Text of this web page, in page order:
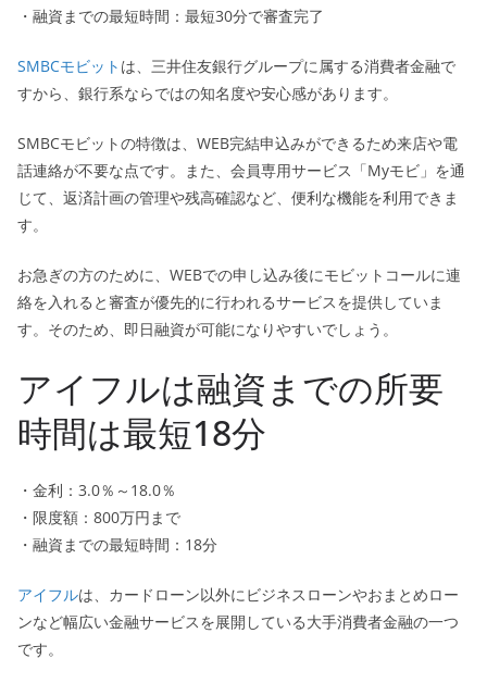
・融資までの最短時間：最短30分で審査完了
SMBCモビット は、三井住友銀行グループに属する消費者金融で
すから、銀行系ならではの知名度や安心感があります。
SMBCモビットの特徴は、WEB完結申込みができるため来店や電
話連絡が不要な点です。また、会員専用サービス「Myモビ」を通
じて、返済計画の管理や残高確認など、便利な機能を利用できま
す。
お急ぎの方のために、WEBでの申し込み後にモビットコールに連
絡を入れると審査が優先的に行われるサービスを提供していま
す。そのため、即日融資が可能になりやすいでしょう。
アイフルは融資までの所要
時間は最短18分
・金利：3.0％～18.0％
・限度額：800万円まで
・融資までの最短時間：18分
アイフルは、カードローン以外にビジネスローンやおまとめロー
ンなど幅広い金融サービスを展開している大手消費者金融の一つ
です。